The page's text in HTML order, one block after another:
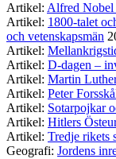
Artikel: Alfred Nobel
Artikel: 1800-talet
och vetenskapsmän
Artikel:
Artikel: D-dagen –
Artikel: Martin
Artikel: Peter
Artikel: Sotarpojkar
Artikel: Hitlers
Artikel: Tredje rikets
Geografi: Jordens